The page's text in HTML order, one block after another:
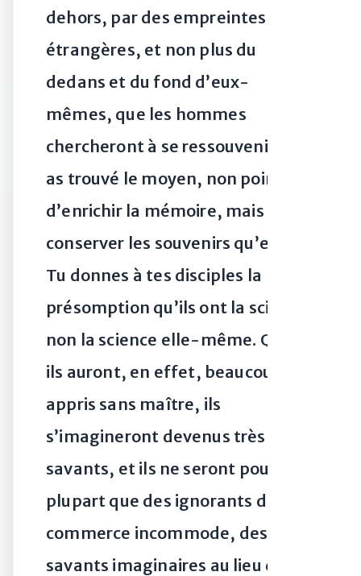
dehors, par des empreintes
étrangères, et non plus du
dedans et du fond d’eux-
mêmes, que les hommes
chercheront à se ressouvenir. Tu
as trouvé le moyen, non point
d’enrichir la mémoire, mais de
conserver les souvenirs qu’elle a.
Tu donnes à tes disciples la
présomption qu’ils ont la science,
non la science elle-même. Quand
ils auront, en effet, beaucoup
appris sans maître, ils
s’imagineront devenus très
savants, et ils ne seront pour la
plupart que des ignorants de
commerce incommode, des
savants imaginaires au lieu de